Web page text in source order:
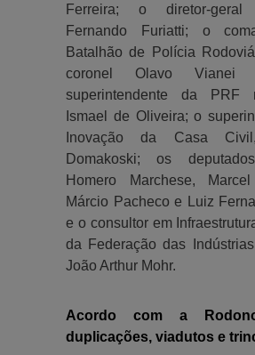
Ferreira; o diretor-
Fernando Furiatti; o
Batalhão de Polícia
coronel Olavo Vianei
superintendente da PRF
Ismael de Oliveira; o
Inovação da Casa
Domakoski; os
Homero Marchese,
Márcio Pacheco e Luiz
e o consultor em
da Federação das
João Arthur Mohr.
Acordo com a
duplicações, viadutos e